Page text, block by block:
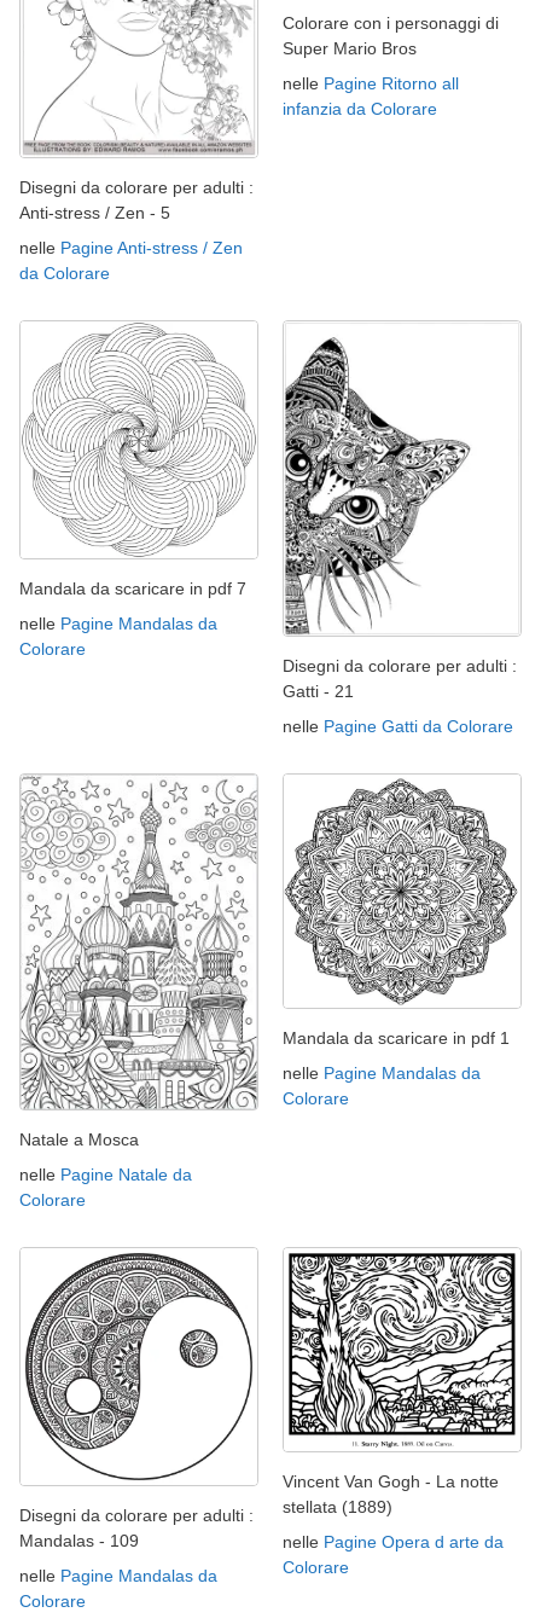
Disegni da colorare per adulti :
Anti-stress / Zen - 5
nelle Pagine Anti-stress / Zen
da Colorare
Colorare con i personaggi di
Super Mario Bros
nelle Pagine Ritorno all
infanzia da Colorare
Mandala da scaricare in pdf 7
nelle Pagine Mandalas da
Colorare
Disegni da colorare per adulti :
Gatti - 21
nelle Pagine Gatti da Colorare
Natale a Mosca
nelle Pagine Natale da
Colorare
Mandala da scaricare in pdf 1
nelle Pagine Mandalas da
Colorare
Disegni da colorare per adulti :
Mandalas - 109
nelle Pagine Mandalas da
Colorare
Vincent Van Gogh - La notte
stellata (1889)
nelle Pagine Opera d arte da
Colorare